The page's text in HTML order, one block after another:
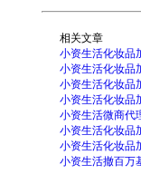
相关文章
小资生活化妆品
小资生活化妆品
小资生活化妆品
小资生活化妆品
小资生活微商代
小资生活化妆品
小资生活化妆品
小资生活撤百万